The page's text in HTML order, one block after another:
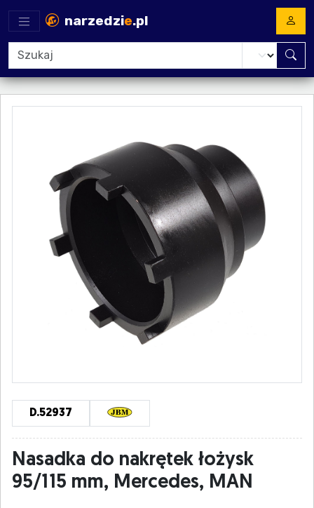
narzedzie.pl
D.52937
Nasadka do nakrętek łożysk
95/115 mm, Mercedes, MAN